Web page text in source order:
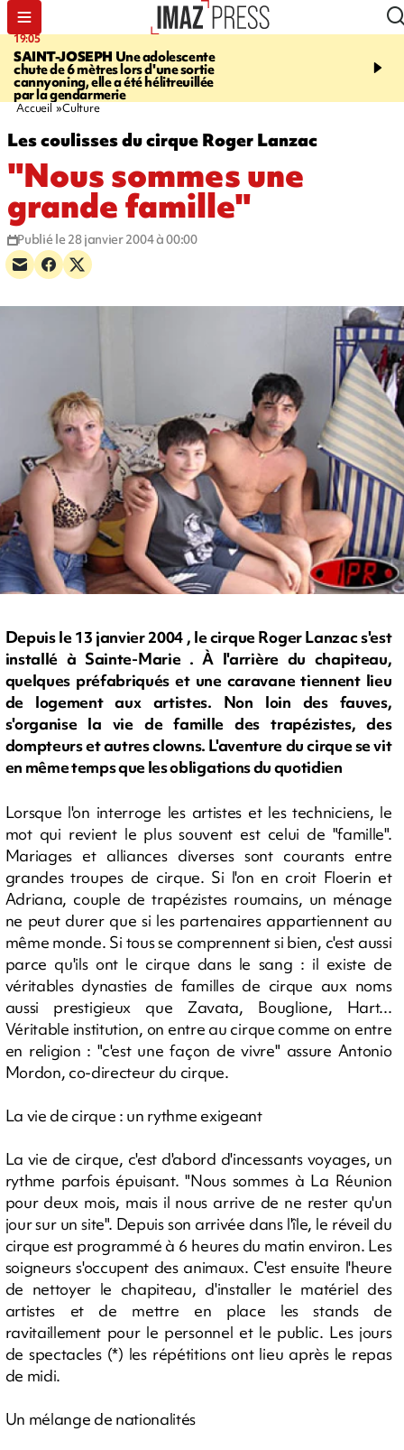
19:05
SAINT-JOSEPH Une adolescente
chute de 6 mètres lors d'une sortie
cannyoning, elle a été hélitreuillée
par la gendarmerie
20:44
rouée de coups,
Accueil Culture
Les coulisses du cirque Roger Lanzac
"Nous sommes une
grande famille"
Publié le 28 janvier 2004 à 00:00
Depuis le 13 janvier 2004 , le cirque Roger Lanzac s'est
installé à Sainte-Marie . À l'arrière du chapiteau,
quelques préfabriqués et une caravane tiennent lieu
de logement aux artistes. Non loin des fauves,
s'organise la vie de famille des trapézistes, des
dompteurs et autres clowns. L'aventure du cirque se vit
en même temps que les obligations du quotidien
Lorsque l'on interroge les artistes et les techniciens, le
mot qui revient le plus souvent est celui de "famille".
Mariages et alliances diverses sont courants entre
grandes troupes de cirque. Si l'on en croit Floerin et
Adriana, couple de trapézistes roumains, un ménage
ne peut durer que si les partenaires appartiennent au
même monde. Si tous se comprennent si bien, c'est aussi
parce qu'ils ont le cirque dans le sang : il existe de
véritables dynasties de familles de cirque aux noms
aussi prestigieux que Zavata, Bouglione, Hart...
Véritable institution, on entre au cirque comme on entre
en religion : "c'est une façon de vivre" assure Antonio
Mordon, co-directeur du cirque.
La vie de cirque : un rythme exigeant
La vie de cirque, c'est d'abord d'incessants voyages, un
rythme parfois épuisant. "Nous sommes à La Réunion
pour deux mois, mais il nous arrive de ne rester qu'un
jour sur un site". Depuis son arrivée dans l'île, le réveil du
cirque est programmé à 6 heures du matin environ. Les
soigneurs s'occupent des animaux. C'est ensuite l'heure
de nettoyer le chapiteau, d'installer le matériel des
artistes et de mettre en place les stands de
ravitaillement pour le personnel et le public. Les jours
de spectacles (*) les répétitions ont lieu après le repas
de midi.
Un mélange de nationalités